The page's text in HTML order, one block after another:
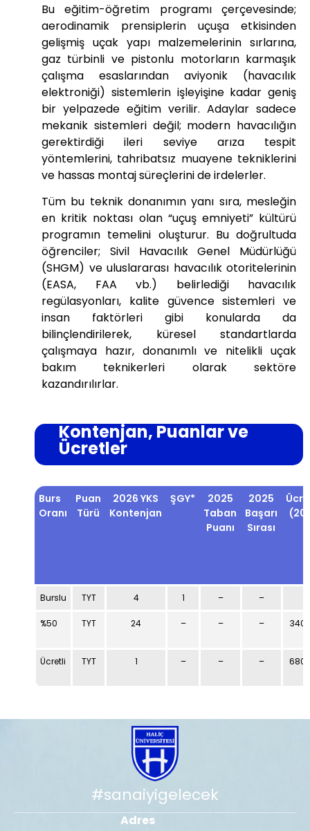
Bu eğitim-öğretim programı çerçevesinde;
aerodinamik prensiplerin uçuşa etkisinden
gelişmiş uçak yapı malzemelerinin sırlarına,
gaz türbinli ve pistonlu motorların karmaşık
çalışma esaslarından aviyonik (havacılık
elektroniği) sistemlerin işleyişine kadar geniş
bir yelpazede eğitim verilir. Adaylar sadece
mekanik sistemleri değil; modern havacılığın
gerektirdiği ileri seviye arıza tespit
yöntemlerini, tahribatsız muayene tekniklerini
ve hassas montaj süreçlerini de irdelerler.
Tüm bu teknik donanımın yanı sıra, mesleğin
en kritik noktası olan “uçuş emniyeti” kültürü
programın temelini oluşturur. Bu doğrultuda
öğrenciler; Sivil Havacılık Genel Müdürlüğü
(SHGM) ve uluslararası havacılık otoritelerinin
(EASA, FAA vb.) belirlediği havacılık
regülasyonları, kalite güvence sistemleri ve
insan faktörleri gibi konularda da
bilinçlendirilerek, küresel standartlarda
çalışmaya hazır, donanımlı ve nitelikli uçak
bakım teknikerleri olarak sektöre
kazandırılırlar.
Kontenjan, Puanlar ve
Ücretler
Burs
Oranı
Puan
Türü
2026 YKS
Kontenjan
ŞGY*
2025
Taban
Puanı
2025
Başarı
Sırası
Burslu TYT 4 1 – –
%50 TYT 24 – – –
Ücretli TYT 1 – – –
#sanaiyigelecek
Adres